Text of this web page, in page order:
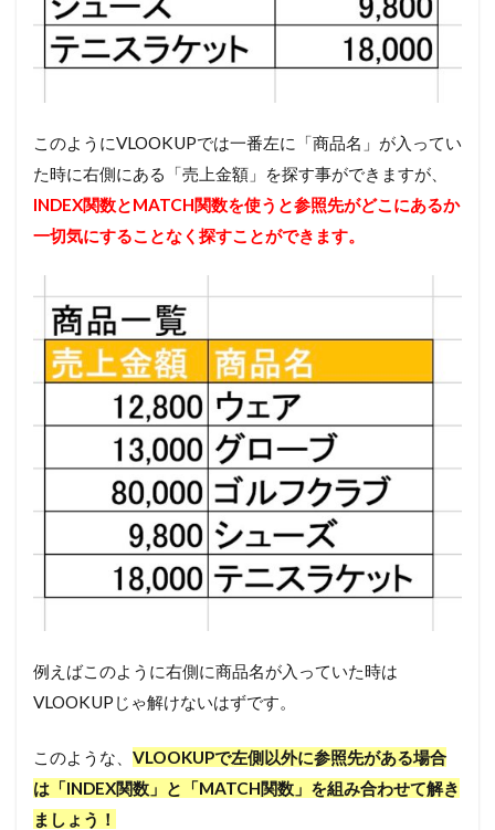
このようにVLOOKUPでは一番左に「商品名」が入ってい
た時に右側にある「売上金額」を探す事ができますが、
INDEX関数とMATCH関数を使うと参照先がどこにあるか
一切気にすることなく探すことができます。
例えばこのように右側に商品名が入っていた時は
VLOOKUPじゃ解けないはずです。
このような、 VLOOKUPで左側以外に参照先がある場合
は「INDEX関数」と「MATCH関数」を組み合わせて解き
ましょう！